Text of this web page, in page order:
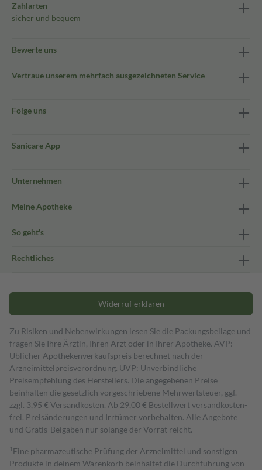
Zahlarten
sicher und bequem
Bewerte uns
Vertraue unserem mehrfach ausgezeichneten Service
Folge uns
Sanicare App
Unternehmen
Meine Apotheke
So geht's
Rechtliches
Widerruf erklären
Zu Risiken und Nebenwirkungen lesen Sie die Packungsbeilage und
fragen Sie Ihre Ärztin, Ihren Arzt oder in Ihrer Apotheke. AVP:
Üblicher Apothekenverkaufspreis berechnet nach der
Arzneimittelpreisverordnung. UVP: Unverbindliche
Preisempfehlung des Herstellers. Die angegebenen Preise
beinhalten die gesetzlich vorgeschriebene Mehrwertsteuer, ggf.
zzgl. 3,95 € Versandkosten. Ab 29,00 € Bestell­wert versand­kosten­
frei. Preisänderungen und Irrtümer vorbehalten. Alle Angebote
und Gratis-Beigaben nur solange der Vorrat reicht.
1 Eine pharmazeutische Prüfung der Arzneimittel und sonstigen
Produkte in deinem Warenkorb beinhaltet die Durchführung von